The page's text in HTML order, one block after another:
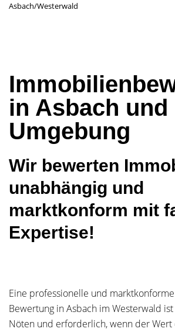
Asbach/Westerwald
in Asbach und
Umgebung
Wir bewerten
unabhängig und
marktkonform mit
Expertise!
Eine professionelle und
Bewertung in Asbach im Westerwald
Nöten und erforderlich, wenn der